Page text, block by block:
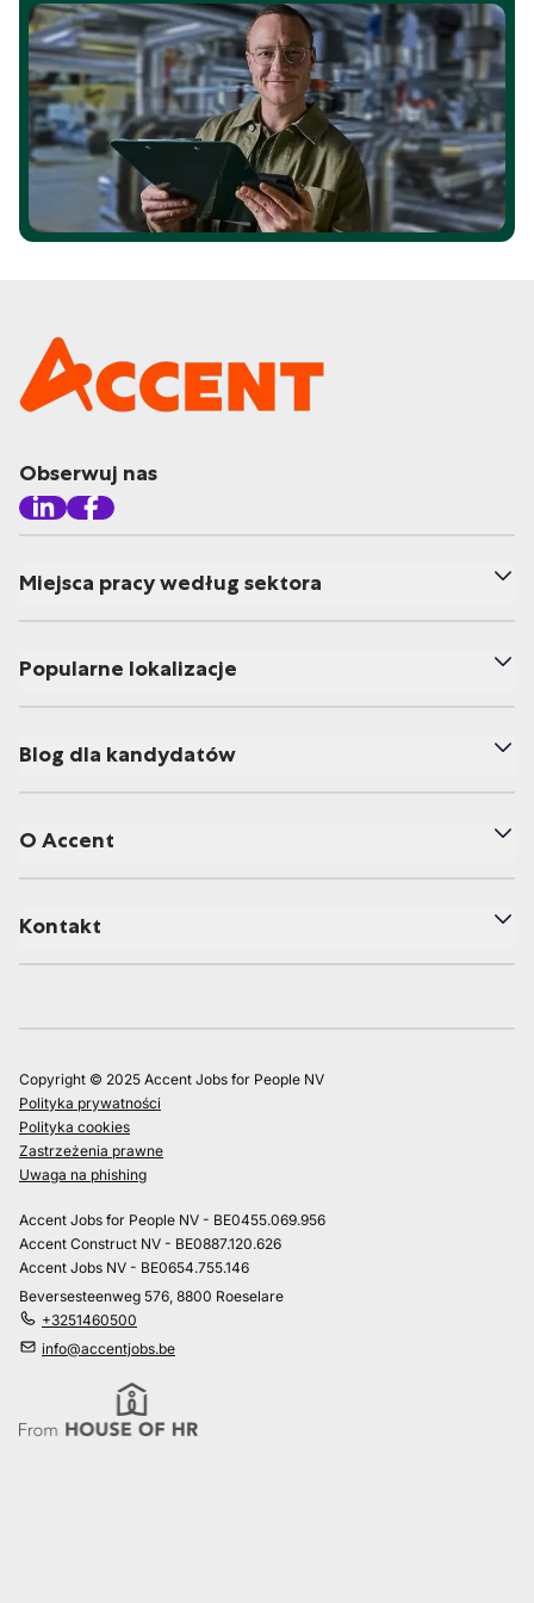
Obserwuj nas
Miejsca pracy według sektora
Popularne lokalizacje
Blog dla kandydatów
O Accent
Kontakt
Copyright © 2025 Accent Jobs for People NV
Polityka prywatności
Polityka cookies
Zastrzeżenia prawne
Uwaga na phishing
Accent Jobs for People NV - BE0455.069.956
Accent Construct NV - BE0887.120.626
Accent Jobs NV - BE0654.755.146
Beversesteenweg 576, 8800 Roeselare
+3251460500
info@accentjobs.be